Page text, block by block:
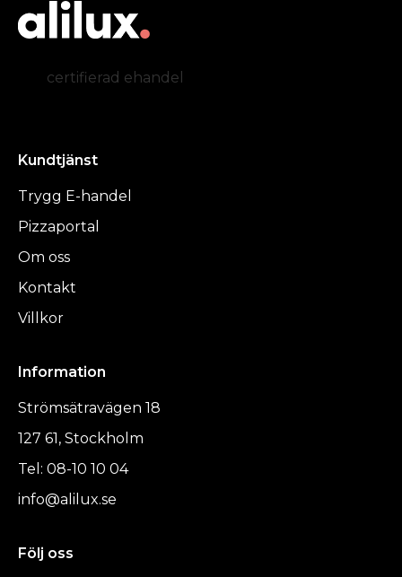
certifierad ehandel
Kundtjänst
Trygg E-handel
Pizzaportal
Om oss
Kontakt
Villkor
Information
Strömsätravägen 18
127 61, Stockholm
Tel: 08-10 10 04
info@alilux.se
Följ oss